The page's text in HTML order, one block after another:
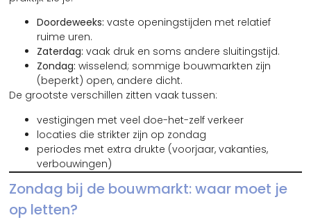
Doordeweeks: vaste openingstijden met relatief
ruime uren.
Zaterdag: vaak druk en soms andere sluitingstijd.
Zondag: wisselend; sommige bouwmarkten zijn
(beperkt) open, andere dicht.
De grootste verschillen zitten vaak tussen:
vestigingen met veel doe-het-zelf verkeer
locaties die strikter zijn op zondag
periodes met extra drukte (voorjaar, vakanties,
verbouwingen)
Zondag bij de bouwmarkt: waar moet je
op letten?